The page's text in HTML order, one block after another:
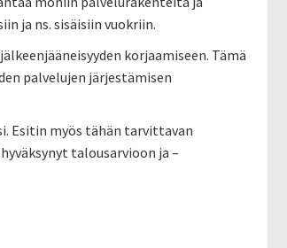
ja ns. sisäisiin vuokriin.
korjaamiseen. Tämä
palvelujen järjestämisen
Esitin myös tähän tarvittavan
talousarvioon ja –